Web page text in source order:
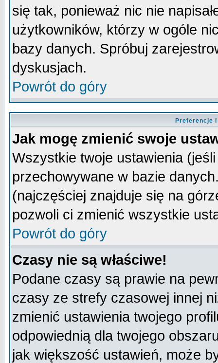
się tak, ponieważ nic nie
użytkowników, którzy w ogóle
bazy danych. Spróbuj
dyskusjach.
Powrót do góry
Preferencje
Jak mogę zmienić swoje
Wszystkie twoje ustawienia
przechowywane w bazie
(najczęściej znajduje się na
pozwoli ci zmienić wszystkie
Powrót do góry
Czasy nie są właściwe!
Podane czasy są prawie na
czasy ze strefy czasowej innej
zmienić ustawienia twojego
odpowiednią dla twojego
jak większość ustawień, może